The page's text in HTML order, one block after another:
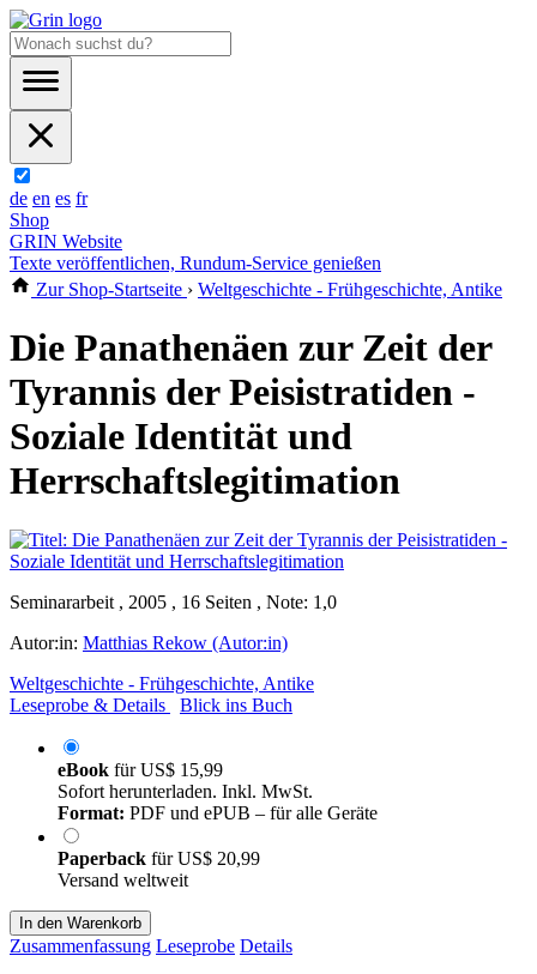
de en es fr
Shop
GRIN Website
Texte veröffentlichen, Rundum-Service genießen
Zur Shop-Startseite › Weltgeschichte - Frühgeschichte, Antike
Die Panathenäen zur Zeit der
Tyrannis der Peisistratiden -
Soziale Identität und
Herrschaftslegitimation
Seminararbeit , 2005 , 16 Seiten , Note: 1,0
Autor:in: Matthias Rekow (Autor:in)
Weltgeschichte - Frühgeschichte, Antike
Leseprobe & Details
Blick ins Buch
eBook fürUS$ 15,99
Sofort herunterladen. Inkl. MwSt.
Format: PDF und ePUB – für alle Geräte
Paperback fürUS$ 20,99
Versand weltweit
In den Warenkorb
Zusammenfassung Leseprobe Details